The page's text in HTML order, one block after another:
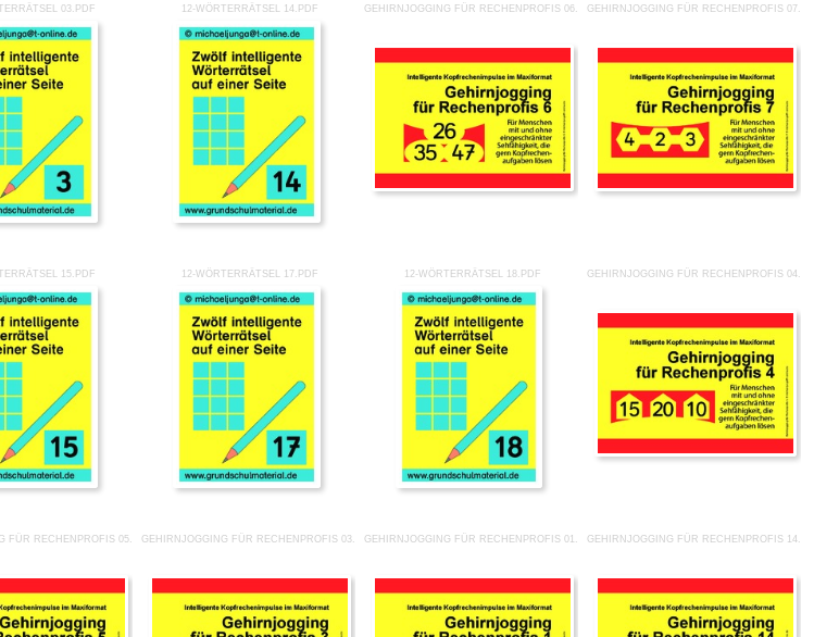
03.PDF 12-WÖRTERRÄTSEL 14.PDF GEHIRNJOGGING FÜR RECHENPROFIS 06.PDFGEHIRNJOGGING FÜR RECHENPROFIS
15.PDF 12-WÖRTERRÄTSEL 17.PDF 12-WÖRTERRÄTSEL 18.PDF GEHIRNJOGGING FÜR RECHENPROFIS
FÜR RECHENPROFIS 05.PDFGEHIRNJOGGING FÜR RECHENPROFIS 03.PDFGEHIRNJOGGING FÜR RECHENPROFIS 01.PDFGEHIRNJOGGING FÜR RECHENPROFIS